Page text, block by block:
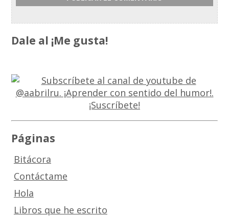
Dale al ¡Me gusta!
Páginas
Bitácora
Contáctame
Hola
Libros que he escrito